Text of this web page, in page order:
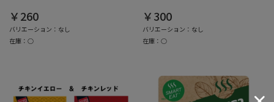
￥260
バリエーション：なし
在庫：○
￥300
バリエーション：なし
在庫：○